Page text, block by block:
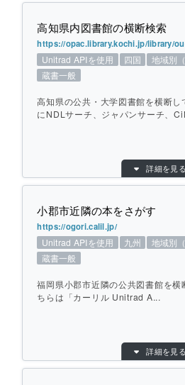
個別ページを開
提供元： 男木島図書館
地域： 四国
横断方式：
対象館のデータベー
ひとこと紹介：
香川県高松市男木島
高松市内、香川県全
断検索することも可
個別ページを
高知県内図書館の横断検索
https://opac.library.kochi.jp/library/
Unitrad APIを使用 四国
地域別
蔵書一般
高知県の公共・大学図書館を横断し
にNDLサーチ、ジャパンサーチ、
蔵書一般
提供元： オーテピア高知図書館
地域： 四国
横断方式：
対象館のデータベー
ひとこと紹介： 高知県の公共・大
します。検索後に
詳細を見る
小郡市近隣の本をさがす
https://ogori.calil.jp/
Unitrad APIを使用 九州
地域別
蔵書一般
福岡県小郡市近隣の公共図書館を横
ちらは「カーリル Unitrad A...
蔵書一般 詳細を見る